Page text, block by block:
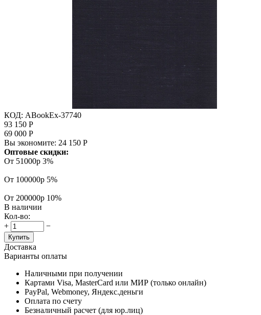
КОД: ABookEx-37740
93 150 Р
69 000 Р
Вы экономите: 24 150 Р
Оптовые скидки:
От 51000р 3%
От 100000р 5%
От 200000р 10%
В наличии
Кол-во:
+
−
Купить
Доставка
Варианты оплаты
Наличными при получении
Картами Visa, MasterCard или МИР (только онлайн)
PayPal, Webmoney, Яндекс.деньги
Оплата по счету
Безналичный расчет (для юр.лиц)